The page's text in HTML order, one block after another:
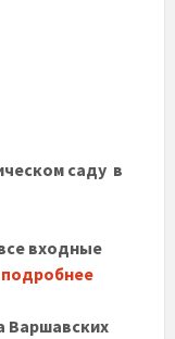
саду в
входные
подробнее
Варшавских